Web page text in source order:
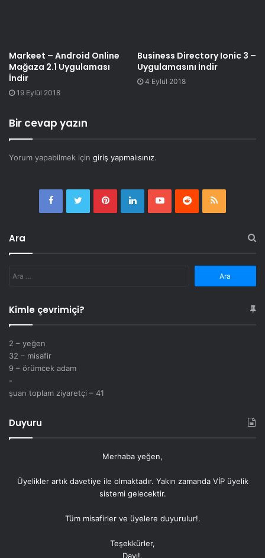
Markeet – Android Online
Mağaza 2.1 Uygulaması
İndir
19 Eylül 2018
Business Directory Ionic 3 –
Uygulamasını İndir
4 Eylül 2018
Bir cevap yazın
Yorum yapabilmek için giriş yapmalısınız.
FacebookTwitterPinterestLinkedInYouTubeRedditRSS
Ara
Kimle çevrimiçi?
2 – yeğen
32 – misafir
9 – örümcek adam
-
şuan toplam ziyaretçi – 41
Duyuru
Merhaba yeğen,
Üyelikler artık davetiye ile olmaktadır. Yakın zamanda VİP üyelik
sistemi gelecektir.
Tüm misafirler ve üyelere duyurulur!.
Teşekkürler,
Dayı!.